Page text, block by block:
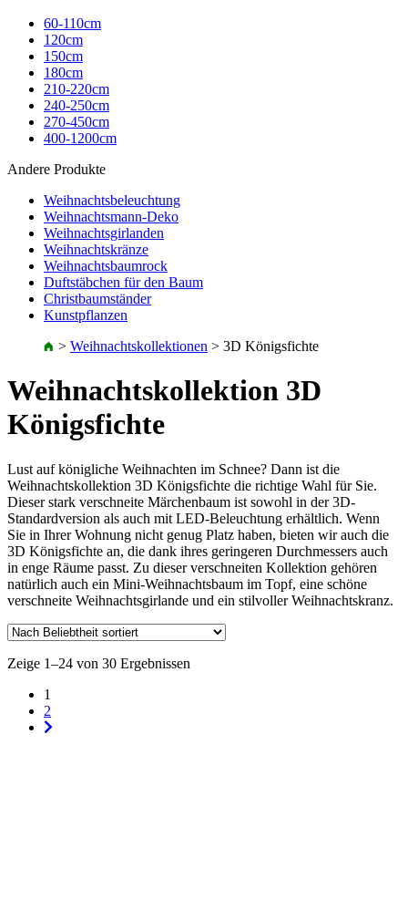
60-110cm
120cm
150cm
180cm
210-220cm
240-250cm
270-450cm
400-1200cm
Andere Produkte
Weihnachtsbeleuchtung
Weihnachtsmann-Deko
Weihnachtsgirlanden
Weihnachtskränze
Weihnachtsbaumrock
Duftstäbchen für den Baum
Christbaumständer
Kunstpflanzen
> Weihnachtskollektionen > 3D Königsfichte
Weihnachtskollektion 3D
Königsfichte
Lust auf königliche Weihnachten im Schnee? Dann ist die
Weihnachtskollektion 3D Königsfichte die richtige Wahl für Sie.
Dieser stark verschneite Märchenbaum ist sowohl in der 3D-
Standardversion als auch mit LED-Beleuchtung erhältlich. Wenn
Sie in Ihrer Wohnung nicht genug Platz haben, bieten wir auch die
3D Königsfichte an, die dank ihres geringeren Durchmessers auch
in enge Räume passt. Zu dieser verschneiten Kollektion gehören
natürlich auch ein Mini-Weihnachtsbaum im Topf, eine schöne
verschneite Weihnachtsgirlande und ein stilvoller Weihnachtskranz.
Zeige 1–24 von 30 Ergebnissen
1
2